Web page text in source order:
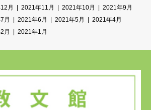
月 2021年11月 2021年10月
2021年9月
月 2021年6月 2021年5月
2021年4月
月 2021年1月